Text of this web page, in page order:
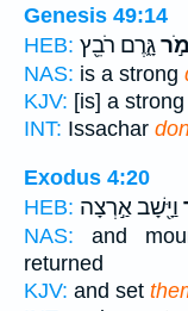
Genesis 49:14
HEB: גָּ֑רֶם רֹבֵ֖ץ
NAS: is a strong
KJV: [is] a strong
INT: Issachar
Exodus 4:20
HEB: וַיָּ֖שָׁב אַ֣רְצָה
NAS: and
returned
KJV: and set